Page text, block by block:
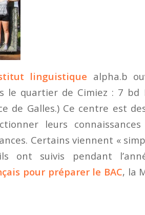
linguistique alpha.b
le quartier de Cimiez : 7 bd
de Galles.) Ce centre est
leurs
Certains viennent «
ont suivis pendant
pour préparer le BAC, la